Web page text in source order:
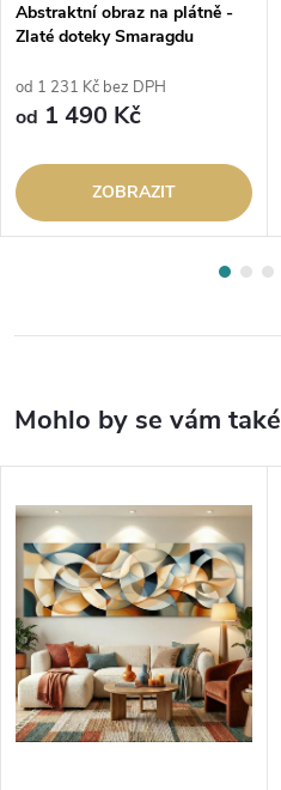
Abstraktní obraz na plátně -
Zlaté doteky Smaragdu
od 1 231 Kč bez DPH
od 1 490 Kč
ZOBRAZIT